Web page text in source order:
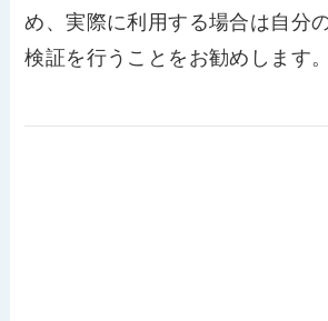
め、実際に利用する場合は自分
検証を行うことをお勧めします。